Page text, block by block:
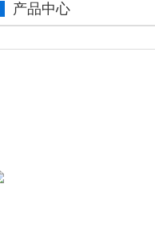
产品中心